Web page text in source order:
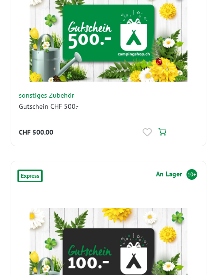
sonstiges Zubehör
Gutschein CHF 500.-
CHF 500.00
Express An Lager 10+